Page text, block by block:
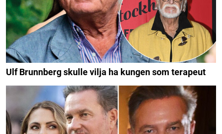
Ulf Brunnberg skulle vilja ha kungen som terapeut